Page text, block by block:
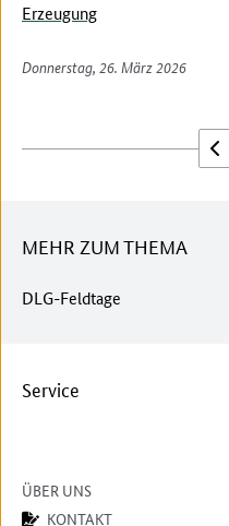
Erzeugung
Donnerstag, 26. März 2026
MEHR ZUM THEMA
DLG-Feldtage
Service
ÜBER UNS
KONTAKT